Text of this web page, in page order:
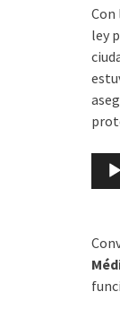
Con
ley